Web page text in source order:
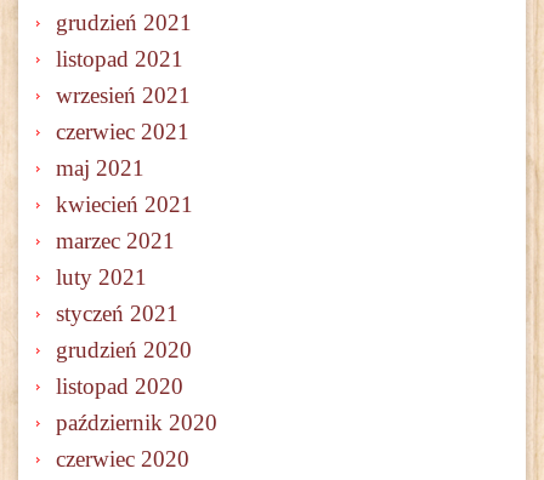
grudzień 2021
listopad 2021
wrzesień 2021
czerwiec 2021
maj 2021
kwiecień 2021
marzec 2021
luty 2021
styczeń 2021
grudzień 2020
listopad 2020
październik 2020
czerwiec 2020